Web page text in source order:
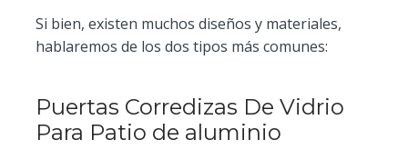
Si bien, existen muchos diseños y materiales,
hablaremos de los dos tipos más comunes:
Puertas Corredizas De Vidrio
Para Patio de aluminio